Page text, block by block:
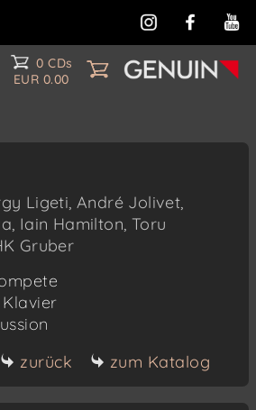
0 CDs
EUR 0.00
Ligeti, André Jolivet,
Iain Hamilton, Toru
Gruber
Klavier
zurück
zum Katalog